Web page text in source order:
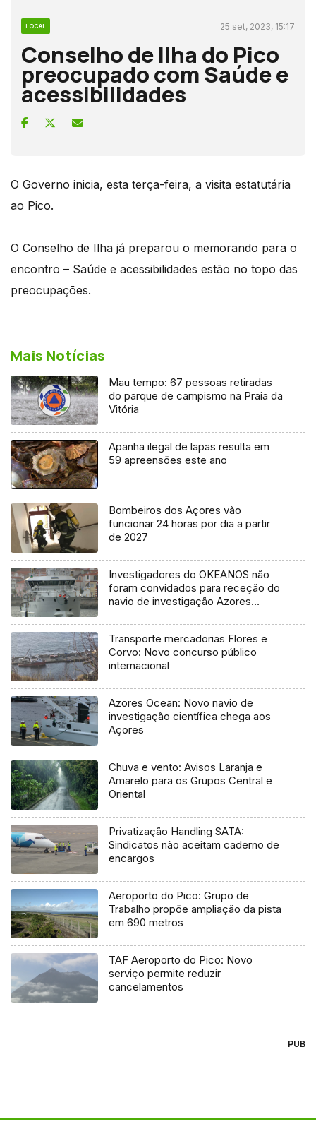
LOCAL 25 set, 2023, 15:17
Conselho de Ilha do Pico
preocupado com Saúde e
acessibilidades
O Governo inicia, esta terça-feira, a visita estatutária
ao Pico.
O Conselho de Ilha já preparou o memorando para o
encontro – Saúde e acessibilidades estão no topo das
preocupações.
Mais Notícias
Mau tempo: 67 pessoas retiradas
do parque de campismo na Praia da
Vitória
Apanha ilegal de lapas resulta em
59 apreensões este ano
Bombeiros dos Açores vão
funcionar 24 horas por dia a partir
de 2027
Investigadores do OKEANOS não
foram convidados para receção do
navio de investigação Azores
Transporte mercadorias Flores e
Corvo: Novo concurso público
internacional
Azores Ocean: Novo navio de
investigação científica chega aos
Açores
Chuva e vento: Avisos Laranja e
Amarelo para os Grupos Central e
Oriental
Privatização Handling SATA:
Sindicatos não aceitam caderno de
encargos
Aeroporto do Pico: Grupo de
Trabalho propõe ampliação da pista
em 690 metros
TAF Aeroporto do Pico: Novo
serviço permite reduzir
cancelamentos
PUB